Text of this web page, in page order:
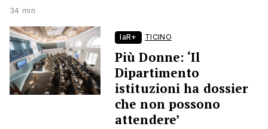
34 min
laR+ TICINO
Più Donne: ‘Il
Dipartimento
istituzioni ha dossier
che non possono
attendere’